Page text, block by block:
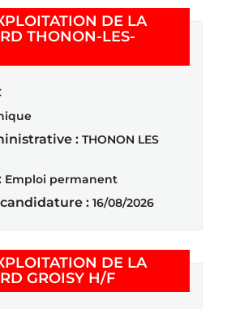
DE LA
THONON-LES-
fenêtre)
: THONON LES
Emploi permanent
: 16/08/2026
DE LA
GROISY H/F(Nouvelle